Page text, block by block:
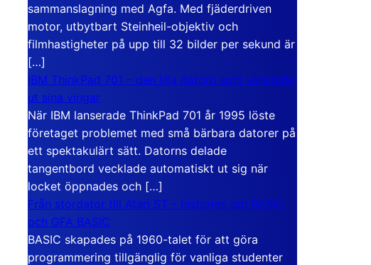
sammanslagning med Agfa. Med fjäderdriven
motor, utbytbart Steinheil-objektiv och
filmhastigheter på upp till 32 bilder per sekund är
[…]
IBM ThinkPad 701 – den lilla datorn som vecklade
ut sina vingar
När IBM lanserade ThinkPad 701 år 1995 löste
företaget problemet med små bärbara datorer på
ett spektakulärt sätt. Datorns delade
tangentbord vecklade automatiskt ut sig när
locket öppnades och […]
Från stordator till Atari ST – historien om BASIC
och GFA BASIC
BASIC skapades på 1960-talet för att göra
programmering tillgänglig för vanliga studenter